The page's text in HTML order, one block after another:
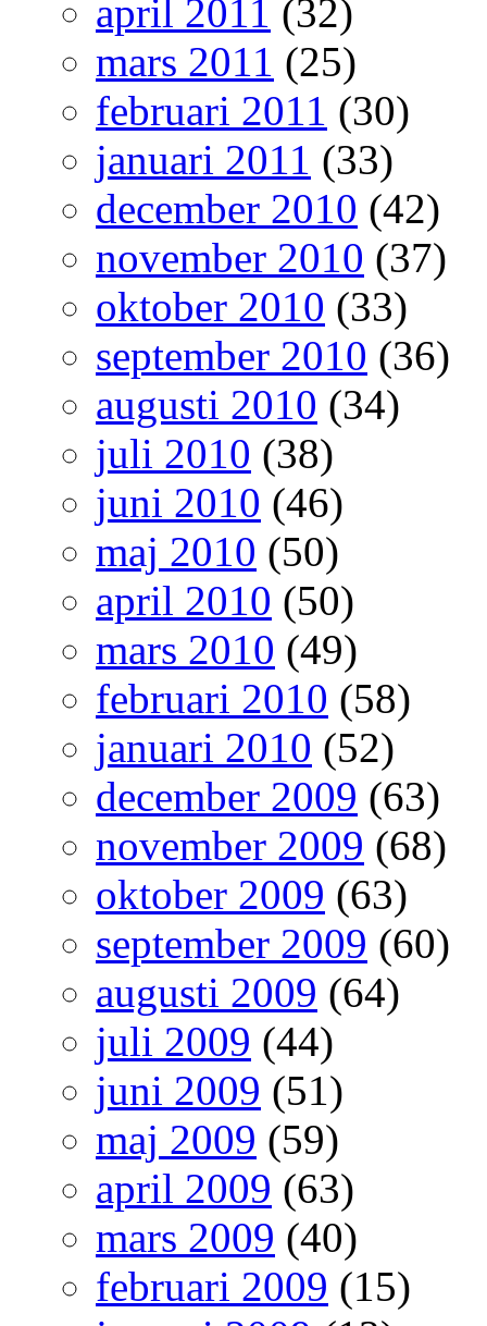
april 2011 (32)
mars 2011 (25)
februari 2011 (30)
januari 2011 (33)
december 2010 (42)
november 2010 (37)
oktober 2010 (33)
september 2010 (36)
augusti 2010 (34)
juli 2010 (38)
juni 2010 (46)
maj 2010 (50)
april 2010 (50)
mars 2010 (49)
februari 2010 (58)
januari 2010 (52)
december 2009 (63)
november 2009 (68)
oktober 2009 (63)
september 2009 (60)
augusti 2009 (64)
juli 2009 (44)
juni 2009 (51)
maj 2009 (59)
april 2009 (63)
mars 2009 (40)
februari 2009 (15)